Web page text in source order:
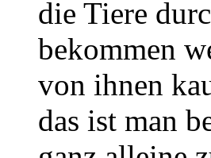
die Tiere
bekommen
von ihnen
das ist man